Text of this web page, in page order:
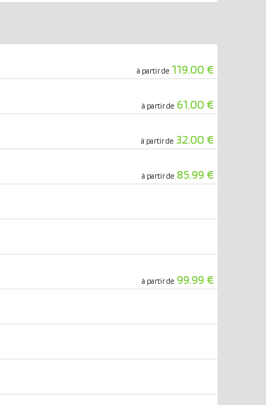
à partir de 119.00 €
à partir de 61.00 €
à partir de 32.00 €
à partir de 85.99 €
à partir de 99.99 €